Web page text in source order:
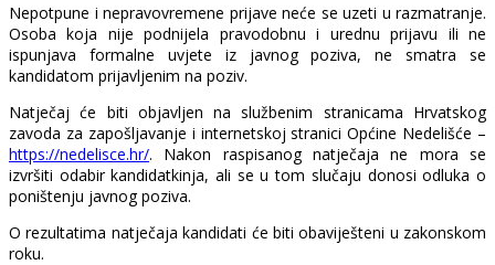
Nepotpune i nepravovremene prijave neće se uzeti u razmatranje.
Osoba koja nije podnijela pravodobnu i urednu prijavu ili ne
ispunjava formalne uvjete iz javnog poziva, ne smatra se
kandidatom prijavljenim na poziv.
Natječaj će biti objavljen na službenim stranicama Hrvatskog
zavoda za zapošljavanje i internetskoj stranici Općine Nedelišće –
https://nedelisce.hr/. Nakon raspisanog natječaja ne mora se
izvršiti odabir kandidatkinja, ali se u tom slučaju donosi odluka o
poništenju javnog poziva.
O rezultatima natječaja kandidati će biti obaviješteni u zakonskom
roku.